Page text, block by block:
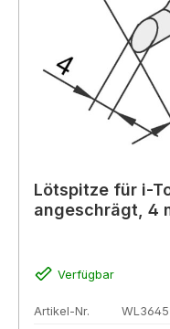
Lötspitze für i-
angeschrägt, 4
Verfügbar
Artikel-Nr.